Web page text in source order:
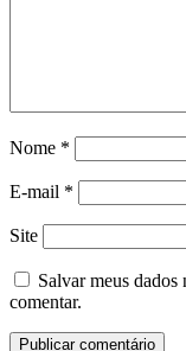
Nome *
E-mail *
Site
Salvar meus dados
comentar.